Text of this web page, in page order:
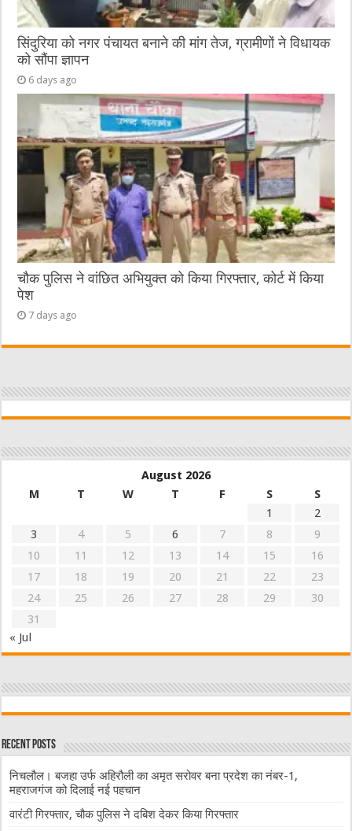
सिंदुरिया को नगर पंचायत बनाने की मांग तेज, ग्रामीणों ने विधायक
को सौंपा ज्ञापन
6 days ago
चौक पुलिस ने वांछित अभियुक्त को किया गिरफ्तार, कोर्ट में किया
पेश
7 days ago
August 2026
M
T W T F S
S
1
2
3
4 5 6 7 8
9
10
11 12 13 14 15
16
17
18 19 20 21 22
23
24
25 26 27 28 29
30
31
« Jul
Recent Posts
निचलौल। बजहा उर्फ अहिरौली का अमृत सरोवर बना प्रदेश का नंबर-1,
महराजगंज को दिलाई नई पहचान
वारंटी गिरफ्तार, चौक पुलिस ने दबिश देकर किया गिरफ्तार